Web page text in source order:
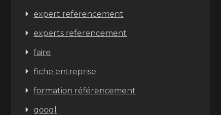
expert referencement
experts referencement
faire
fiche entreprise
formation référencement
googl